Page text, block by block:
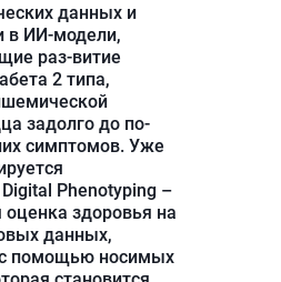
данных и
в ИИ-модели,
раз-витие
2 типа,
задолго до по-
симптомов. Уже
Phenotyping –
здоровья на
данных,
помощью носимых